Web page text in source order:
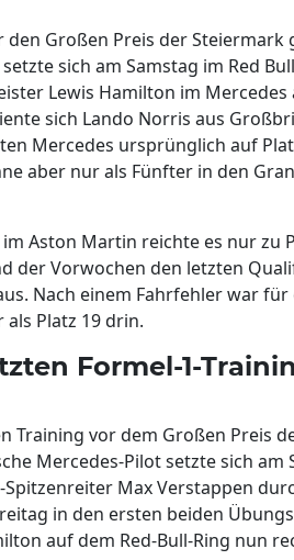
Großen Preis der Steiermark
sich am Samstag im Red
Lewis Hamilton im Mercedes
sich Lando Norris aus
Mercedes ursprünglich auf
aber nur als Fünfter in den
Aston Martin reichte es nur zu
der Vorwochen den letzten
Nach einem Fahrfehler war für
Platz 19 drin.
Formel-1-
Training vor dem Großen Preis
Mercedes-Pilot setzte sich am
Max Verstappen
in den ersten beiden
auf dem Red-Bull-Ring nun